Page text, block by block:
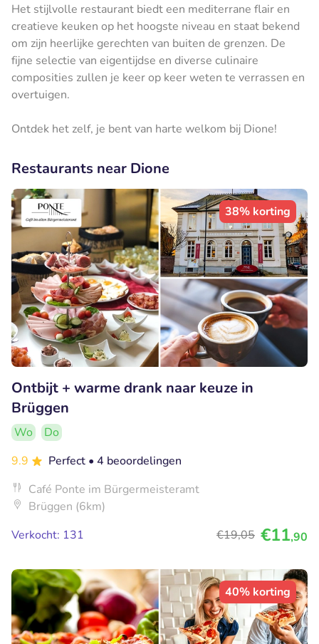
Het stijlvolle restaurant biedt een mediterrane flair en
creatieve keuken op het hoogste niveau en staat bekend
om zijn heerlijke gerechten van buiten de grenzen. De
fijne selectie van eigentijdse en diverse culinaire
composities zullen je keer op keer weten te verrassen en
overtuigen.
Ontdek het zelf, je bent van harte welkom bij Dione!
Restaurants near Dione
38% korting
Ontbijt + warme drank naar keuze in
Brüggen
Wo
Do
9.9
Perfect • 4 beoordelingen
Café Ponte im Bürgermeisteramt
Brüggen (6km)
Verkocht: 131
€19,05 €11,90
40% korting